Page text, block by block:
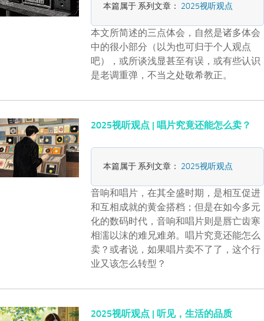
本篇属于 系列文章： 2025视听观点
本文所简述的三点体会，自然是诸多体会
中的很小部分（以为也可归于个人观点
吧），或所谈浅显甚至有误，或有些认识
是老调重弹，不当之处敬希教正。
2025视听观点 | 唱片究竟还能怎么卖？
本篇属于 系列文章： 2025视听观点
音响和唱片，在其全盛时期，是相互促进
和互相成就的黄金搭档；但是在如今多元
化的数码时代，音响和唱片则是唇亡齿寒
相濡以沫的难兄难弟。唱片究竟还能怎么
卖？或者说，如果唱片卖不了了，这个行
业又该怎么转型？
2025视听观点 | 听见，生活的品质